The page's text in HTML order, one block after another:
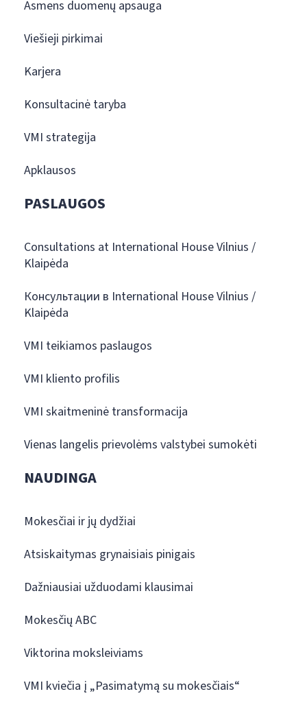
Asmens duomenų apsauga
Viešieji pirkimai
Karjera
Konsultacinė taryba
VMI strategija
Apklausos
PASLAUGOS
Consultations at International House Vilnius /
Klaipėda
Консультации в International House Vilnius /
Klaipėda
VMI teikiamos paslaugos
VMI kliento profilis
VMI skaitmeninė transformacija
Vienas langelis prievolėms valstybei sumokėti
NAUDINGA
Mokesčiai ir jų dydžiai
Atsiskaitymas grynaisiais pinigais
Dažniausiai užduodami klausimai
Mokesčių ABC
Viktorina moksleiviams
VMI kviečia į „Pasimatymą su mokesčiais“